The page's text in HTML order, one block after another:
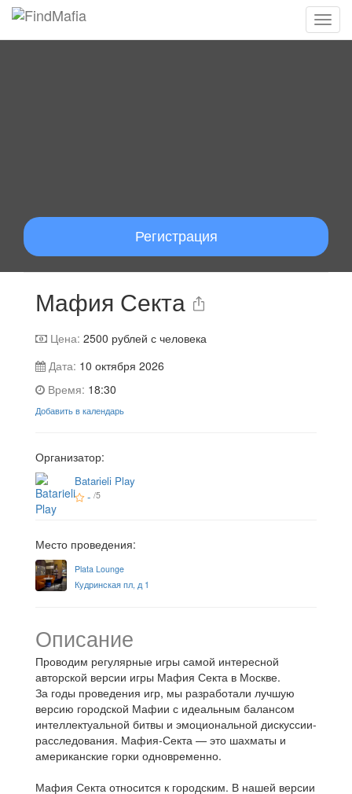
Регистрация
Мафия Секта
Цена: 2500 рублей с человека
Дата: 10 октября 2026
Время: 18:30
Добавить в календарь
Организатор:
Batarieli Play
- /5
Место проведения:
Plata Lounge
Кудринская пл, д 1
Описание
Проводим регулярные игры самой интересной
авторской версии игры Мафия Секта в Москве.
За годы проведения игр, мы разработали лучшую
версию городской Мафии с идеальным балансом
интеллектуальной битвы и эмоциональной дискуссии-
расследования. Мафия-Секта — это шахматы и
американские горки одновременно.
Мафия Секта относится к городским. В нашей версии